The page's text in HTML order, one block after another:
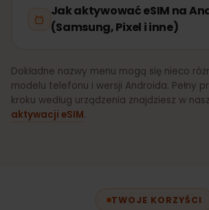
Jak aktywować eSIM na
(Samsung, Pixel i inne)
Dokładne nazwy menu mogą się nieco
modelu telefonu i wersji Androida. Pełny
kroku według urządzenia znajdziesz w
aktywacji eSIM.
TWOJE KORZYŚCI